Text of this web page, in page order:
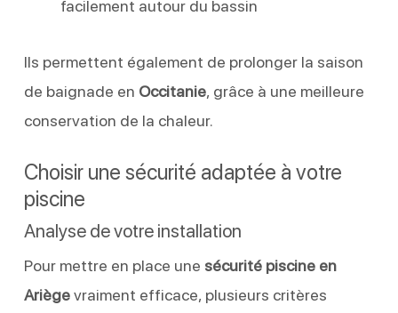
facilement autour du bassin
Ils permettent également de prolonger la saison
de baignade en Occitanie, grâce à une meilleure
conservation de la chaleur.
Choisir une sécurité adaptée à votre
piscine
Analyse de votre installation
Pour mettre en place une sécurité piscine en
Ariègevraiment efficace, plusieurs critères